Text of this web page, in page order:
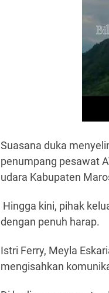
Suasana duka
penumpang pesawat
udara Kabupaten
Hingga kini, pihak
dengan penuh harap.
Istri Ferry, Meyla
mengisahkan